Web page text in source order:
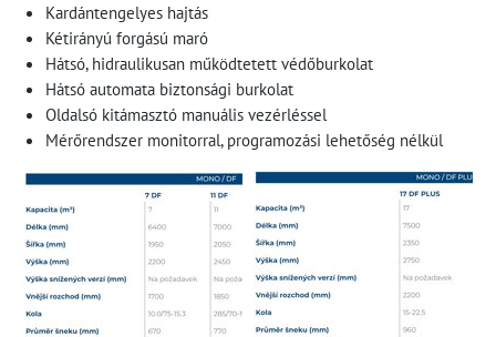
Kardántengelyes hajtás
Kétirányú forgású maró
Hátsó, hidraulikusan működtetett védőburkolat
Hátsó automata biztonsági burkolat
Oldalsó kitámasztó manuális vezérléssel
Mérőrendszer monitorral, programozási lehetőség nélkül